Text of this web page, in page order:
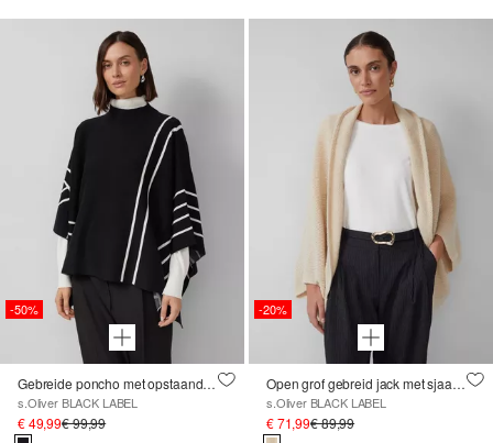
-50%
Gebreide poncho met opstaande kraag en gestreepte look
s.Oliver BLACK LABEL
€ 49,99€ 99,99
-20%
Open grof gebreid jack met sjaalkraag
s.Oliver BLACK LABEL
€ 71,99€ 89,99